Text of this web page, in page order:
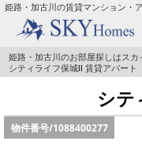
姫路・加古川の賃貸マンション・
TOPページ
都市ガス·オール電化
☆新築物件☆
姫路・加古川のお部屋探しはスカ
シティライフ保城Ⅱ 賃貸アパート
シテ
物件番号/1088400277